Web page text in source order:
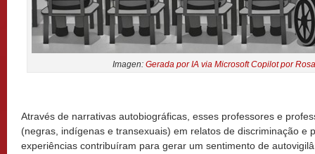
Imagen: Gerada por IA via Microsoft Copilot por
Através de narrativas autobiográficas, esses professores e
(negras, indígenas e transexuais) em relatos de discriminação e
experiências contribuíram para gerar um sentimento de